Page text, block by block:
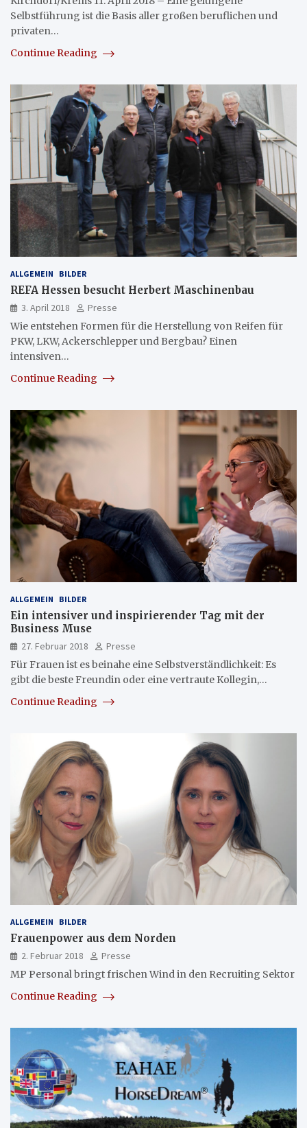
Selbstführung ist die Basis aller großen beruflichen und
privaten…
Continue Reading
ALLGEMEIN BILDER
REFA Hessen besucht Herbert Maschinenbau
3. April 2018
Presse
Wie entstehen Formen für die Herstellung von Reifen für
PKW, LKW, Ackerschlepper und Bergbau? Einen
intensiven…
Continue Reading
ALLGEMEIN BILDER
Ein intensiver und inspirierender Tag mit der
Business Muse
27. Februar 2018
Presse
Für Frauen ist es beinahe eine Selbstverständlichkeit: Es
gibt die beste Freundin oder eine vertraute Kollegin,…
Continue Reading
ALLGEMEIN BILDER
Frauenpower aus dem Norden
2. Februar 2018
Presse
MP Personal bringt frischen Wind in den Recruiting Sektor
Continue Reading